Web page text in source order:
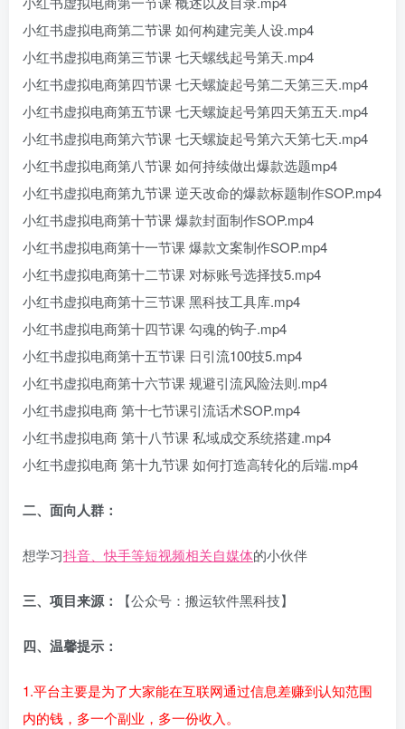
小红书虚拟电商第二节课 如何构建完美人设.mp4
小红书虚拟电商第三节课 七天螺线起号第天.mp4
小红书虚拟电商第四节课 七天螺旋起号第二天第三天.mp4
小红书虚拟电商第五节课 七天螺旋起号第四天第五天.mp4
小红书虚拟电商第六节课 七天螺旋起号第六天第七天.mp4
小红书虚拟电商第八节课 如何持续做出爆款选题mp4
小红书虚拟电商第九节课 逆天改命的爆款标题制作SOP.mp4
小红书虚拟电商第十节课 爆款封面制作SOP.mp4
小红书虚拟电商第十一节课 爆款文案制作SOP.mp4
小红书虚拟电商第十二节课 对标账号选择技5.mp4
小红书虚拟电商第十三节课 黑科技工具库.mp4
小红书虚拟电商第十四节课 勾魂的钩子.mp4
小红书虚拟电商第十五节课 日引流100技5.mp4
小红书虚拟电商第十六节课 规避引流风险法则.mp4
小红书虚拟电商 第十七节课引流话术SOP.mp4
小红书虚拟电商 第十八节课 私域成交系统搭建.mp4
小红书虚拟电商 第十九节课 如何打造高转化的后端.mp4
二、面向人群：
想学习抖音、快手等短视频相关自媒体的小伙伴
三、项目来源： 【公众号：搬运软件黑科技】
四、温馨提示：
1.平台主要是为了大家能在互联网通过信息差赚到认知范围
内的钱，多一个副业，多一份收入。